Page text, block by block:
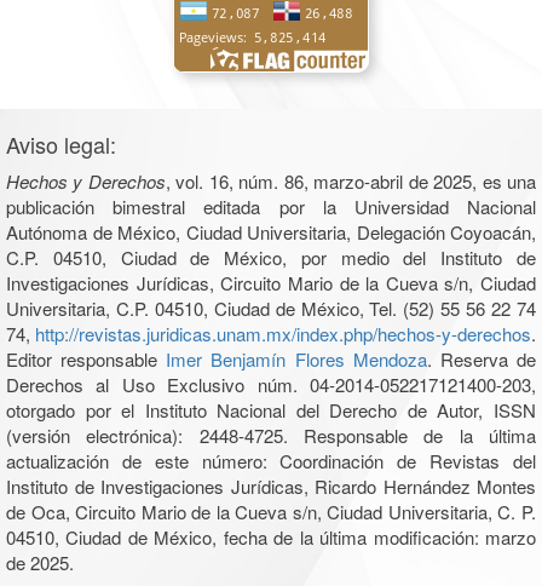
Aviso legal:
Hechos y Derechos, vol. 16, núm. 86, marzo-abril de 2025, es una
publicación bimestral editada por la Universidad Nacional
Autónoma de México, Ciudad Universitaria, Delegación Coyoacán,
C.P. 04510, Ciudad de México, por medio del Instituto de
Investigaciones Jurídicas, Circuito Mario de la Cueva s/n, Ciudad
Universitaria, C.P. 04510, Ciudad de México, Tel. (52) 55 56 22 74
74, http://revistas.juridicas.unam.mx/index.php/hechos-y-derechos.
Editor responsable Imer Benjamín Flores Mendoza. Reserva de
Derechos al Uso Exclusivo núm. 04-2014-052217121400-203,
otorgado por el Instituto Nacional del Derecho de Autor, ISSN
(versión electrónica): 2448-4725. Responsable de la última
actualización de este número: Coordinación de Revistas del
Instituto de Investigaciones Jurídicas, Ricardo Hernández Montes
de Oca, Circuito Mario de la Cueva s/n, Ciudad Universitaria, C. P.
04510, Ciudad de México, fecha de la última modificación: marzo
de 2025.